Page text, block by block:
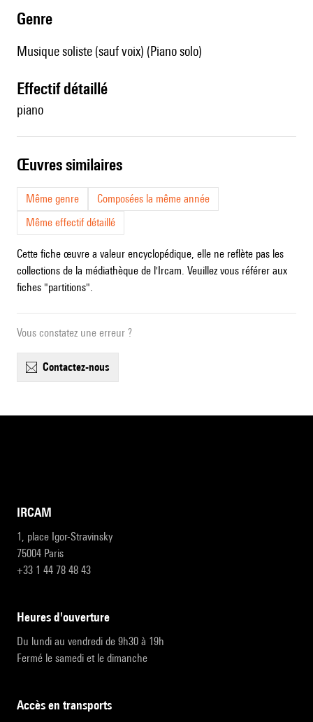
genre
Musique soliste (sauf voix) (Piano solo)
effectif détaillé
piano
œuvres similaires
Même genre
Composées la même année
Même effectif détaillé
Cette fiche œuvre a valeur encyclopédique, elle ne reflète pas les
collections de la médiathèque de l'Ircam. Veuillez vous référer aux
fiches "partitions".
Vous constatez une erreur ?
contactez-nous
IRCAM
1, place Igor-Stravinsky
75004 Paris
+33 1 44 78 48 43
heures d'ouverture
Du lundi au vendredi de 9h30 à 19h
Fermé le samedi et le dimanche
accès en transports